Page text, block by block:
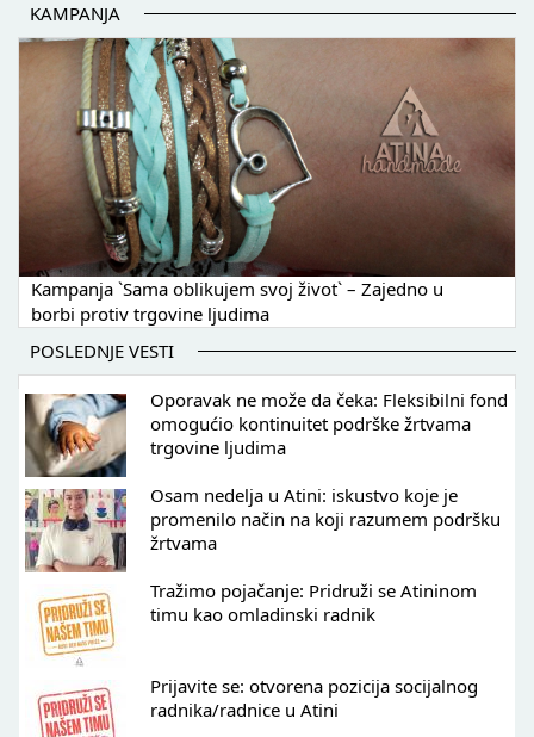
KAMPANJA
Kampanja `Sama oblikujem svoj život` – Zajedno u
borbi protiv trgovine ljudima
POSLEDNJE VESTI
Oporavak ne može da čeka: Fleksibilni fond
omogućio kontinuitet podrške žrtvama
trgovine ljudima
Osam nedelja u Atini: iskustvo koje je
promenilo način na koji razumem podršku
žrtvama
Tražimo pojačanje: Pridruži se Atininom
timu kao omladinski radnik
Prijavite se: otvorena pozicija socijalnog
radnika/radnice u Atini